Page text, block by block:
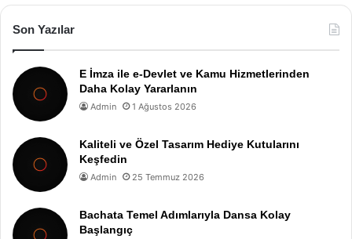
Son Yazılar
E İmza ile e-Devlet ve Kamu Hizmetlerinden
Daha Kolay Yararlanın
Admin 1 Ağustos 2026
Kaliteli ve Özel Tasarım Hediye Kutularını
Keşfedin
Admin 25 Temmuz 2026
Bachata Temel Adımlarıyla Dansa Kolay
Başlangıç